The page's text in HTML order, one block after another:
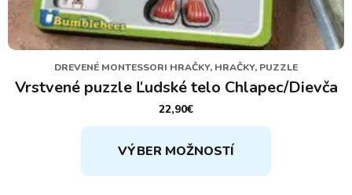
DREVENÉ MONTESSORI HRAČKY, HRAČKY, PUZZLE
Vrstvené puzzle Ľudské telo Chlapec/Dievča
22,90€
VÝBER MOŽNOSTÍ
Tento
produkt
má